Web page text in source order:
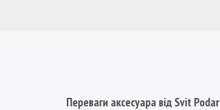
Переваги аксесуара від Svit